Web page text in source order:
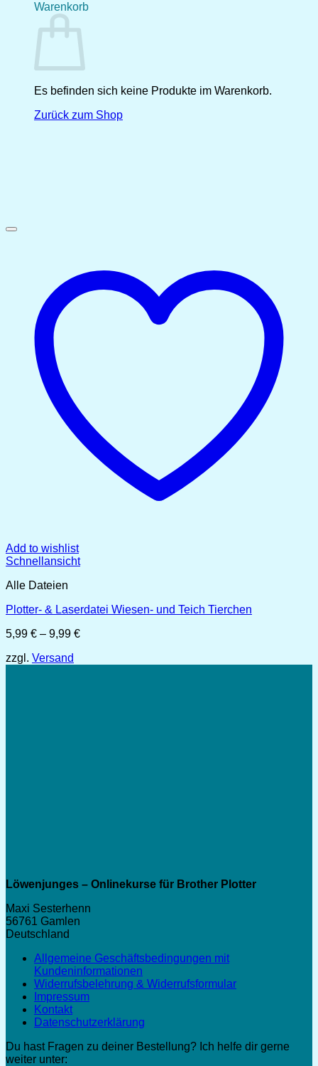
Warenkorb
Es befinden sich keine Produkte im Warenkorb.
Zurück zum Shop
Add to wishlist
Schnellansicht
Alle Dateien
Plotter- & Laserdatei Wiesen- und Teich Tierchen
5,99 € – 9,99 €Preisspanne:
zzgl. Versand
Löwenjunges – Onlinekurse für Brother Plotter
Maxi Sesterhenn
56761 Gamlen
Deutschland
Allgemeine Geschäftsbedingungen mit
Kundeninformationen
Widerrufsbelehrung & Widerrufsformular
Impressum
Kontakt
Datenschutzerklärung
Du hast Fragen zu deiner Bestellung? Ich helfe dir gerne
weiter unter: